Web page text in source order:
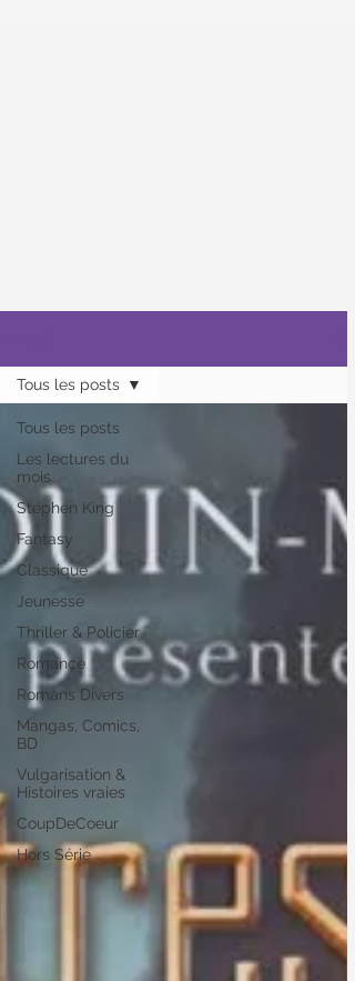
Tous les posts
Les lectures du
mois
Stephen King
Fantasy
Classique
Jeunesse
Thriller & Policier
Romance
Romans Divers
Mangas, Comics,
BD
Vulgarisation &
Histoires vraies
CoupDeCoeur
Hors Série
Tous les posts